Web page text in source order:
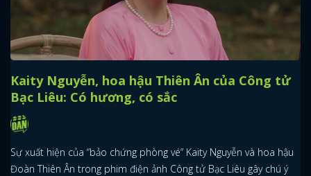
Kaity Nguyễn, hoa hậu Thiên Ân của Công tử
Bạc Liêu: Có hương, có sắc
Sự xuất hiện của “bảo chứng phòng vé” Kaity Nguyễn và hoa hậu
Đoàn Thiên Ân trong phim điện ảnh Công tử Bạc Liêu gây chú ý